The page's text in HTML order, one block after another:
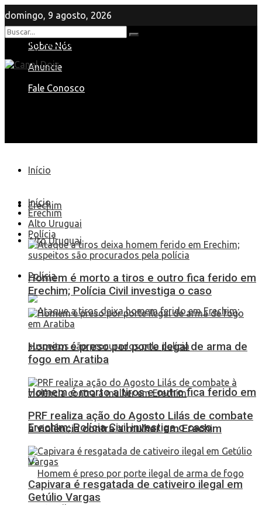
domingo, 9 agosto, 2026
Sobre Nós
Anuncie
Fale Conosco
Nenhum Resultado
View All Result
Início
Erechim
Alto Uruguai
Polícia
Homem é morto a tiros e outro fica ferido em
Erechim; Polícia Civil investiga o caso
Início
Erechim
Alto Uruguai
Polícia
Homem é morto a tiros e outro fica ferido em
Erechim; Polícia Civil investiga o caso
Homem é preso por porte ilegal de arma de
fogo em Aratiba
PRF realiza ação do Agosto Lilás de combate
à violência contra a mulher em Erechim
Capivara é resgatada de cativeiro ilegal em
Getúlio Vargas